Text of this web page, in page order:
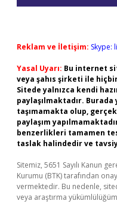
Reklam ve İletişim: Skype:
Yasal Uyarı: Bu internet
veya şahıs şirketi ile
Sitede yalnızca kendi
paylaşılmaktadır.
taşımamakta olup,
paylaşım
benzerlikleri tamamen
taslak halindedir ve
Sitemiz, 5651 Sayılı Kanun
Kurumu (BTK) tarafından
vermektedir. Bu nedenle,
veya araştırma